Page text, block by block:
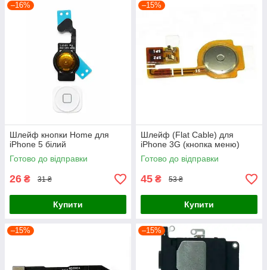
–16%
Шлейф кнопки Home для
iPhone 5 білий
Готово до відправки
26 ₴ 31 ₴
Купити
–15%
Шлейф (Flat Cable) для
iPhone 3G (кнопка меню)
Готово до відправки
45 ₴ 53 ₴
Купити
–15% –15%